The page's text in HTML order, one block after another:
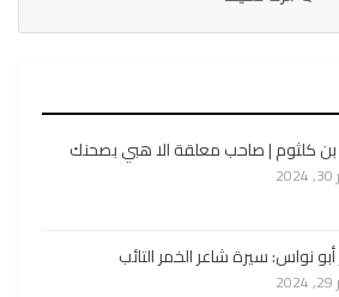
كلثوم | صاحب معلقة الا هبي بصحنك
نواس: سيرة شاعر الخمر التائب